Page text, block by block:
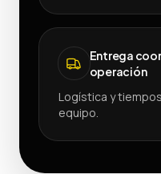
Entrega
operación
Logística y
equipo.